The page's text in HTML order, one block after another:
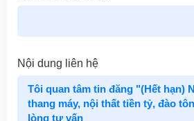
Nội dung liên hệ